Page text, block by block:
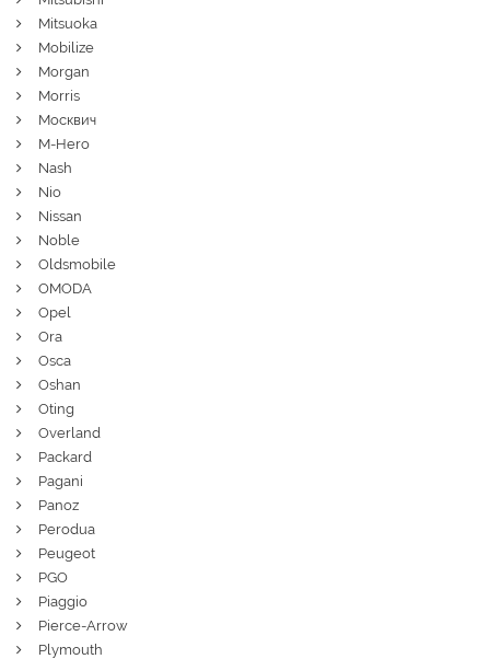
Mitsuoka
Mobilize
Morgan
Morris
Москвич
M-Hero
Nash
Nio
Nissan
Noble
Oldsmobile
OMODA
Opel
Ora
Osca
Oshan
Oting
Overland
Packard
Pagani
Panoz
Perodua
Peugeot
PGO
Piaggio
Pierce-Arrow
Plymouth